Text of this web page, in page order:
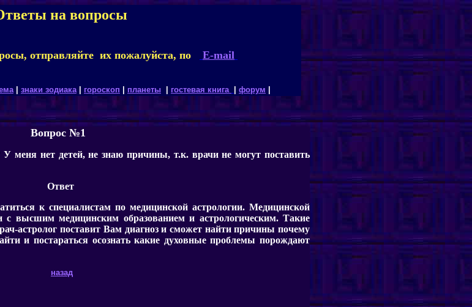
на вопросы
отправляйте их пожалуйста, по E-mail
| знаки зодиака| гороскоп планеты гостевая книга форум
Вопрос №1
У меня нет детей, не знаю причины, т.к. врачи не могут поставить
Ответ
к специалистам по медицинской астрологии. Медицинской
с высшим медицинским образованием и астрологическим. Такие
астролог поставит Вам диагноз и сможет найти причины почему
и постараться осознать какие духовные проблемы порождают
назад